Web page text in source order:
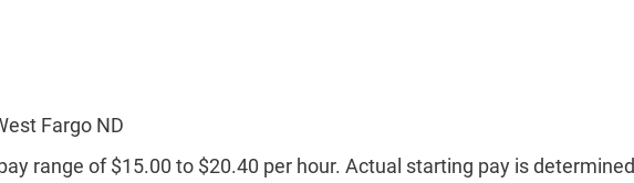
Fargo ND
range of $15.00 to $20.40 per hour. Actual starting pay is determined